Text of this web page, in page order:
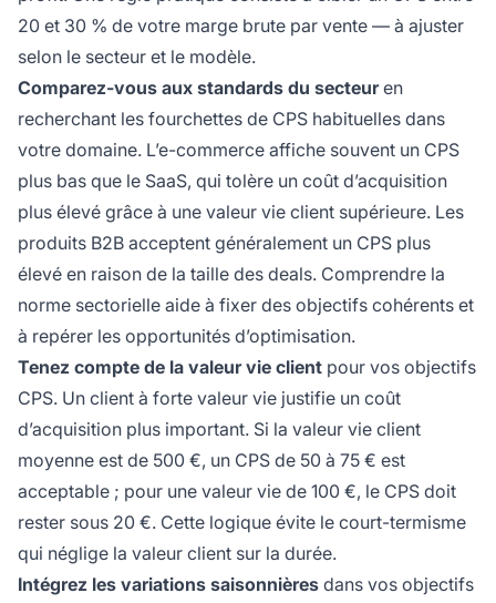
20 et 30 % de votre marge brute par vente — à ajuster
selon le secteur et le modèle.
Comparez-vous aux standards du secteuren
recherchant les fourchettes de CPS habituelles dans
votre domaine. L’e-commerce affiche souvent un CPS
plus bas que le SaaS, qui tolère un coût d’acquisition
plus élevé grâce à une valeur vie client supérieure. Les
produits B2B acceptent généralement un CPS plus
élevé en raison de la taille des deals. Comprendre la
norme sectorielle aide à fixer des objectifs cohérents et
à repérer les opportunités d’optimisation.
Tenez compte de la valeur vie client pour vos objectifs
CPS. Un client à forte valeur vie justifie un coût
d’acquisition plus important. Si la valeur vie client
moyenne est de 500 €, un CPS de 50 à 75 € est
acceptable ; pour une valeur vie de 100 €, le CPS doit
rester sous 20 €. Cette logique évite le court-termisme
qui néglige la valeur client sur la durée.
Intégrez les variations saisonnières dans vos objectifs